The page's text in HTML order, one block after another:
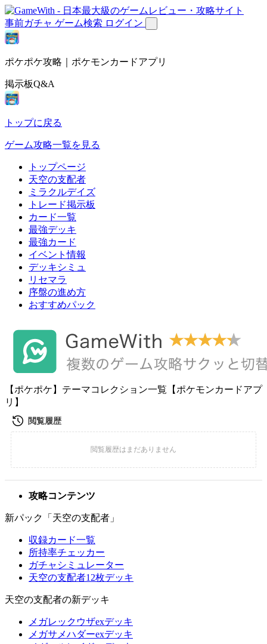
事前ガチャ ゲーム検索 ログイン
ポケポケ攻略｜ポケモンカードアプリ
掲示板Q&A
トップに戻る
ゲーム攻略一覧を見る
トップページ
天空の支配者
ミラクルデイズ
トレード掲示板
カード一覧
最強デッキ
最強カード
イベント情報
デッキシミュ
リセマラ
序盤の進め方
おすすめパック
【ポケポケ】テーマコレクション一覧【ポケモンカードアプ
リ】
攻略コンテンツ
新パック「天空の支配者」
収録カード一覧
所持率チェッカー
ガチャシミュレーター
天空の支配者12枚デッキ
天空の支配者の新デッキ
メガレックウザexデッキ
メガサメハダーexデッキ